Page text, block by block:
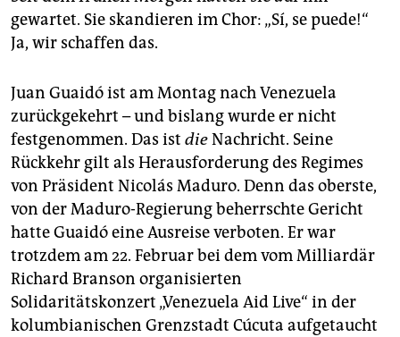
gewartet. Sie skandieren im Chor: „Sí, se puede!“
Ja, wir schaffen das.
Juan Guaidó ist am Montag nach Venezuela
zurückgekehrt – und bislang wurde er nicht
festgenommen. Das ist dieNachricht. Seine
Rückkehr gilt als Herausforderung des Regimes
von Präsident Nicolás Maduro. Denn das oberste,
von der Maduro-Regierung beherrschte Gericht
hatte Guaidó eine Ausreise verboten. Er war
trotzdem am 22. Februar bei dem vom Milliardär
Richard Branson organisierten
Solidaritätskonzert „Venezuela Aid Live“ in der
kolumbianischen Grenzstadt Cúcuta aufgetaucht